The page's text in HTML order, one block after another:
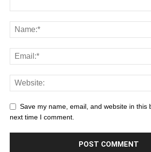
Save my name, email, and website in this
next time I comment.